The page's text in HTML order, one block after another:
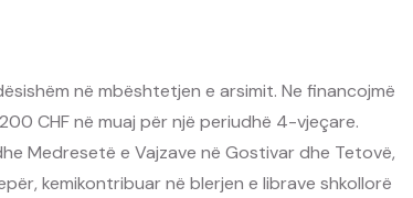
në mbështetjen e arsimit. Ne financojmë
CHF në muaj për një periudhë 4-vjeçare.
Medresetë e Vajzave në Gostivar dhe Tetovë,
kemikontribuar në blerjen e librave shkollorë